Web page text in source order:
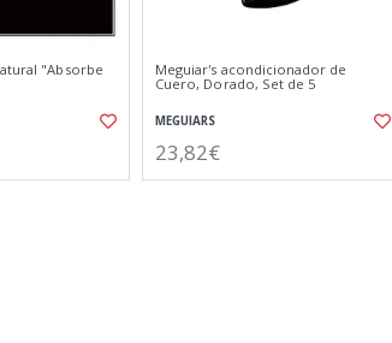
"Absorbe
Meguiar's acondicionador de
Cuero, Dorado, Set de 5
MEGUIARS
23,82€